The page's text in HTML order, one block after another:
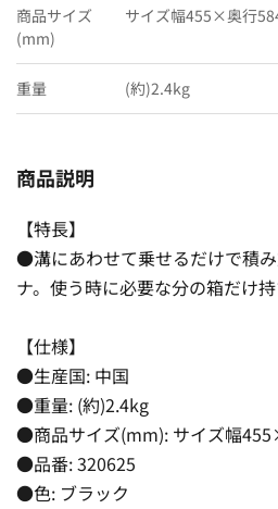
商品サイズ
(mm)
サイズ幅455×奥行
重量 (約)2.4kg
商品説明
【特長】
●溝にあわせて乗せるだけで積
ナ。使う時に必要な分の箱だけ持
【仕様】
●生産国: 中国
●重量: (約)2.4kg
●商品サイズ(mm): サイズ幅
●品番: 320625
●色: ブラック